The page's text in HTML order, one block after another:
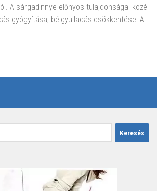
A sárgadinnye előnyös tulajdonságai közé
gyógyítása, bélgyulladás csökkentése: A